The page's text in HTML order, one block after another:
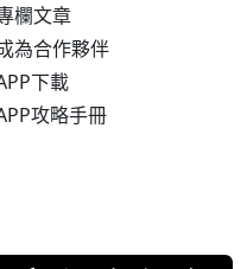
欄文章
為合作夥伴
下載
攻略手冊